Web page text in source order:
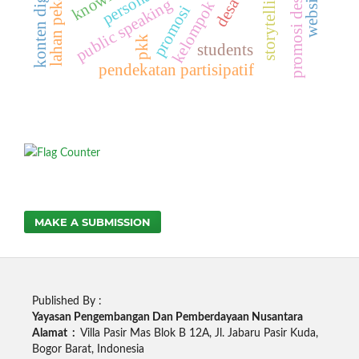
pendekatan partisipatif
konten digital promosi
public speaking students
website
pkk
MAKE A SUBMISSION
Published By :
Yayasan Pengembangan Dan Pemberdayaan Nusantara
Alamat : Villa Pasir Mas Blok B 12A, Jl. Jabaru Pasir Kuda,
Bogor Barat, Indonesia